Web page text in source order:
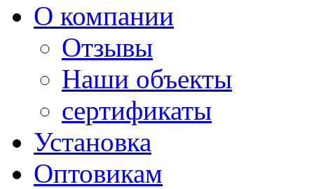
О компании
Отзывы
Наши объекты
сертификаты
Установка
Оптовикам